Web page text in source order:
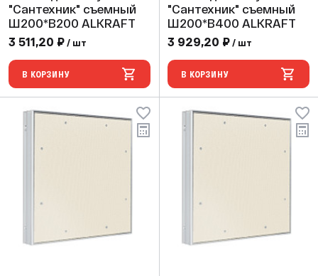
"Сантехник" съемный
Ш200*В200 ALKRAFT
3 511,20 ₽ / шт
В КОРЗИНУ
"Сантехник" съемный
Ш200*В400 ALKRAFT
3 929,20 ₽ / шт
В КОРЗИНУ